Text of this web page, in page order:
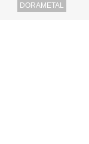
DORAMETAL